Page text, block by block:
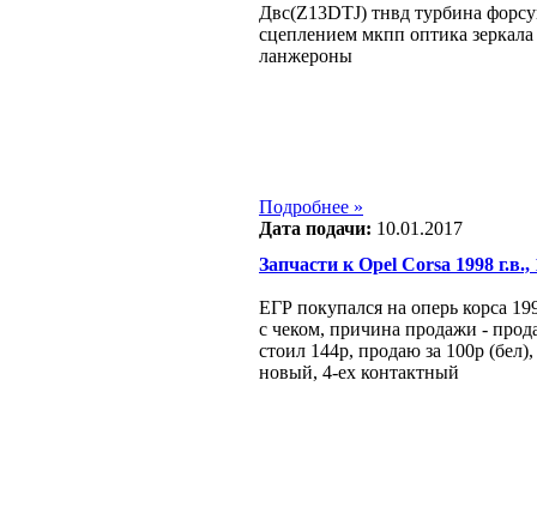
Двс(Z13DTJ) тнвд турбина
сцеплением мкпп оптика
ланжероны
Подробнее »
Дата подачи: 10.01.2017
Запчасти к Opel Corsa 1998 г.в.,
ЕГР покупался на оперь корса
с чеком, причина продажи -
стоил 144р, продаю за 100р
новый, 4-ех контактный